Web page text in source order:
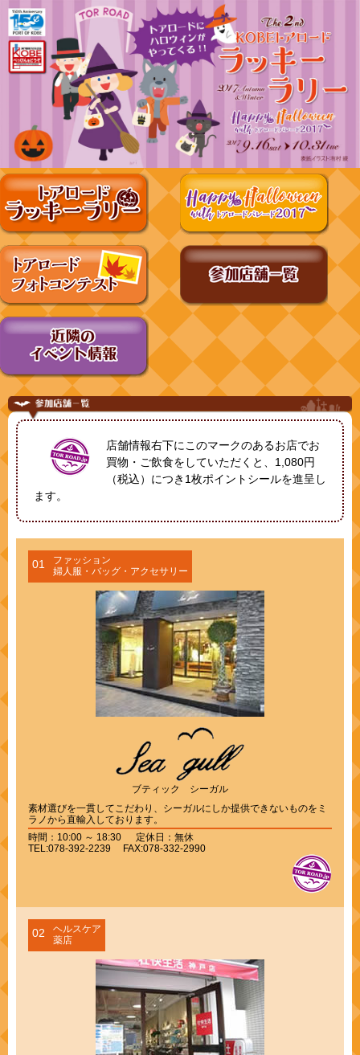
店舗情報右下にこのマークのあるお店でお
買物・ご飲食をしていただくと、1,080円
（税込）につき1枚ポイントシールを進呈し
ます。
01
ファッション
婦人服・バッグ・アクセサリー
ブティック シーガル
素材選びを一貫してこだわり、シーガルにしか提供できないものをミ
ラノから直輸入しております。
時間：10:00 ～ 18:30 定休日：無休
TEL:078-392-2239 FAX:078-332-2990
02
ヘルスケア
薬店